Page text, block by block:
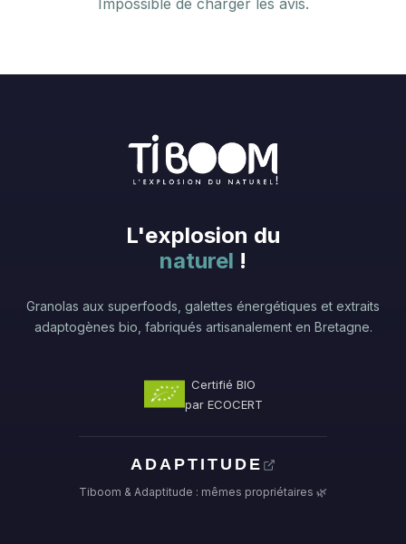
Impossible de charger les avis.
L'explosion du
naturel !
Granolas aux superfoods, galettes énergétiques et extraits
adaptogènes bio, fabriqués artisanalement en Bretagne.
Certifié BIO
par ECOCERT
ADAPTITUDE
Tiboom & Adaptitude : mêmes propriétaires 🌿